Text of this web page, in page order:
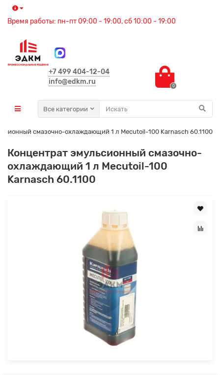
Время работы: пн-пт 09:00 - 19:00, сб 10:00 - 19:00
+7 499 404-12-04
info@edkm.ru
0
Все категории
смазочно-охлаждающий 1 л Mecutoil-100 Karnasch 60.1100
Концентрат эмульсионный смазочно-
охлаждающий 1 л Mecutoil-100
Karnasch 60.1100